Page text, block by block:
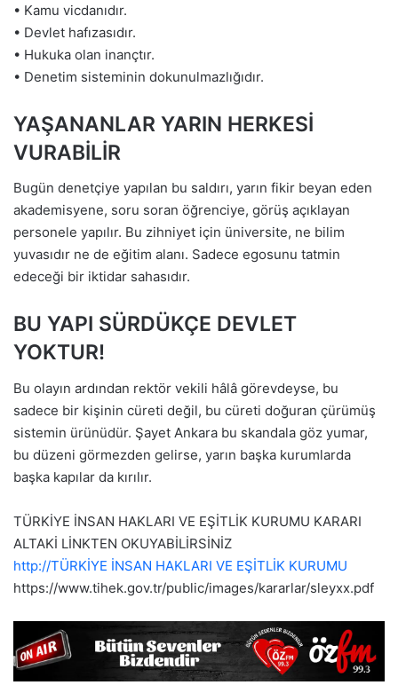
• Kamu vicdanıdır.
• Devlet hafızasıdır.
• Hukuka olan inançtır.
• Denetim sisteminin dokunulmazlığıdır.
YAŞANANLAR YARIN HERKESİ
VURABİLİR
Bugün denetçiye yapılan bu saldırı, yarın fikir beyan eden
akademisyene, soru soran öğrenciye, görüş açıklayan
personele yapılır. Bu zihniyet için üniversite, ne bilim
yuvasıdır ne de eğitim alanı. Sadece egosunu tatmin
edeceği bir iktidar sahasıdır.
BU YAPI SÜRDÜKÇE DEVLET
YOKTUR!
Bu olayın ardından rektör vekili hâlâ görevdeyse, bu
sadece bir kişinin cüreti değil, bu cüreti doğuran çürümüş
sistemin ürünüdür. Şayet Ankara bu skandala göz yumar,
bu düzeni görmezden gelirse, yarın başka kurumlarda
başka kapılar da kırılır.
TÜRKİYE İNSAN HAKLARI VE EŞİTLİK KURUMU KARARI
ALTAKİ LİNKTEN OKUYABİLİRSİNİZ
http://TÜRKİYE İNSAN HAKLARI VE EŞİTLİK KURUMU
https://www.tihek.gov.tr/public/images/kararlar/sleyxx.pdf